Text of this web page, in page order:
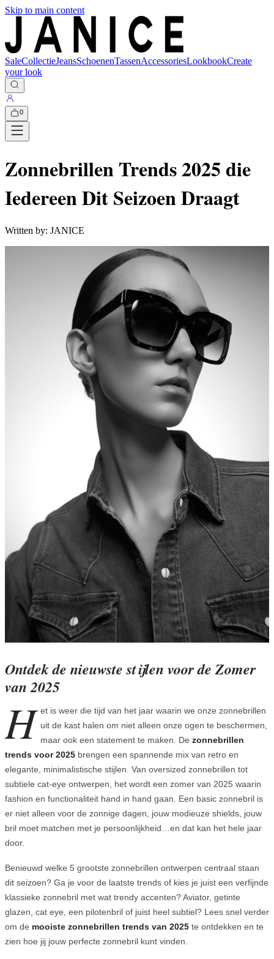
Skip to main content
SaleCollectieJeansSchoenenTassenAccessoriesLookbookCreate
your look
0
Zonnebrillen Trends 2025 die
Iedereen Dit Seizoen Draagt
Written by: JANICE
Ontdek de nieuwste stijlen voor de Zomer
van 2025
H et is weer die tijd van het jaar waarin we onze zonnebrillen
uit de kast halen om niet alleen onze ogen te beschermen,
maar ook een statement te maken. Dezonnebrillen
trends voor 2025 brengen een spannende mix van retro en
elegante, minimalistische stijlen. Van oversized zonnebrillen tot
subtiele cat-eye ontwerpen, het wordt een zomer van 2025 waarin
fashion en functionaliteit hand in hand gaan. Een basic zonnebril is
er niet alleen voor de zonnige dagen, jouw modieuze shields, jouw
bril moet matchen met je persoonlijkheid…en dat kan het hele jaar
door.
Benieuwd welke 5 grootste zonnebrillen ontwerpen centraal staan
dit seizoen? Ga je voor de laatste trends of kies je juist een verfijnde
klassieke zonnebril met wat trendy accenten? Aviator, getinte
glazen, cat eye, een pilotenbril of juist heel subtiel? Lees snel verder
om de mooiste zonnebrillen trends van 2025 te ontdekken en te
zien hoe jij jouw perfecte zonnebril kunt vinden.